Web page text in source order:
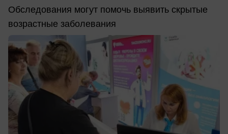
Обследования могут помочь выявить скрытые
возрастные заболевания